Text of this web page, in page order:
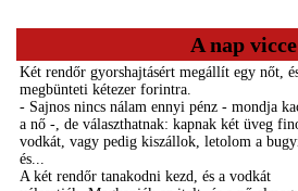
A nap vicce